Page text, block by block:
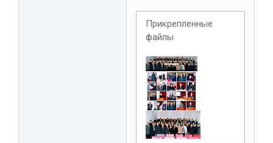
Прикрепленные
файлы